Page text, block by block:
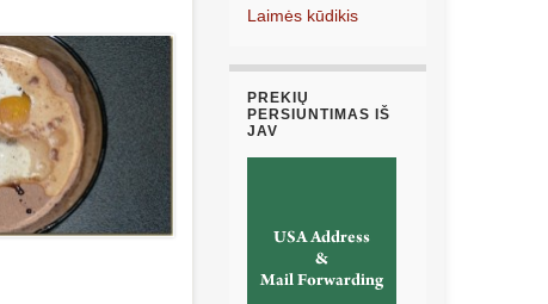
Laimės kūdikis
PREKIŲ
PERSIUNTIMAS IŠ
JAV